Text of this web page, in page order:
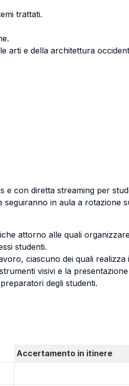
trattati.
arti e della architettura
e con diretta streaming per
in aula a rotazione
attorno alle quali
studenti.
ciascuno dei quali
visivi e la
degli studenti.
Accertamento in itinere